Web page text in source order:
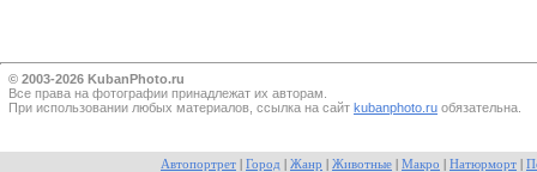
© 2003-2026 KubanPhoto.ru
Все прaва на фотографии принадлежат их авторам.
При использовании любых материалов, ссылка на сайт kubanphoto.ru обязательна.
Автопортрет Город Жанр Животные Макро Натюрморт